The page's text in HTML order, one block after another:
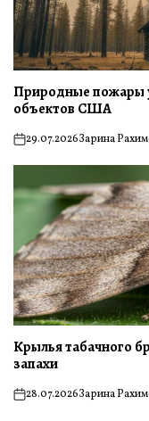
Природные пожары
объектов США
on29.07.2026Зарина
Крылья табачного
запахи
on28.07.2026Зарина